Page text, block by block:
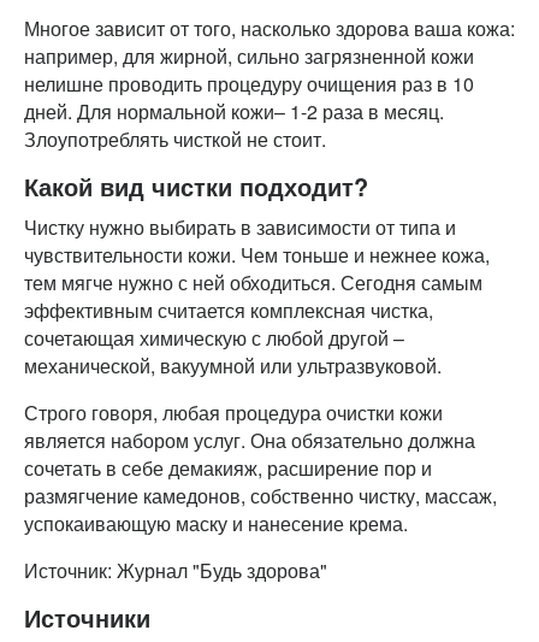
Многое зависит от того, насколько здорова ваша кожа:
например, для жирной, сильно загрязненной кожи
нелишне проводить процедуру очищения раз в 10
дней. Для нормальной кожи– 1-2 раза в месяц.
Злоупотреблять чисткой не стоит.
Какой вид чистки подходит?
Чистку нужно выбирать в зависимости от типа и
чувствительности кожи. Чем тоньше и нежнее кожа,
тем мягче нужно с ней обходиться. Сегодня самым
эффективным считается комплексная чистка,
сочетающая химическую с любой другой –
механической, вакуумной или ультразвуковой.
Строго говоря, любая процедура очистки кожи
является набором услуг. Она обязательно должна
сочетать в себе демакияж, расширение пор и
размягчение камедонов, собственно чистку, массаж,
успокаивающую маску и нанесение крема.
Источник: Журнал "Будь здорова"
Источники